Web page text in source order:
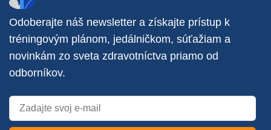
Odoberajte náš newsletter a získajte prístup k
tréningovým plánom, jedálničkom, súťažiam a
novinkám zo sveta zdravotníctva priamo od
odborníkov.